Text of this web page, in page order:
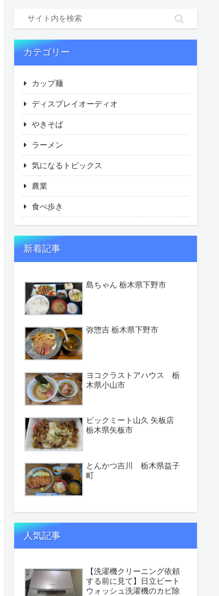
カテゴリー
カップ麺
ディスプレイオーディオ
やきそば
ラーメン
気になるトピックス
農業
食べ歩き
新着記事
島ちゃん 栃木県下野市
弥惣吉 栃木県下野市
ヨコクラストアハウス 栃
木県小山市
ビックミート山久 矢板店
栃木県矢板市
とんかつ吉川 栃木県益子
町
人気記事
【洗濯機クリーニング依頼
する前に見て】日立ビート
ウォッシュ洗濯機のカビ除